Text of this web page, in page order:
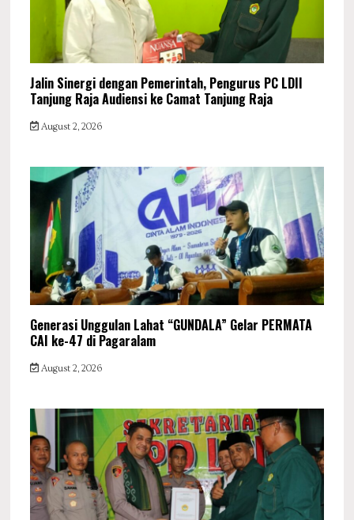
Jalin Sinergi dengan Pemerintah, Pengurus PC LDII
Tanjung Raja Audiensi ke Camat Tanjung Raja
August 2, 2026
Generasi Unggulan Lahat “GUNDALA” Gelar PERMATA
CAI ke-47 di Pagaralam
August 2, 2026